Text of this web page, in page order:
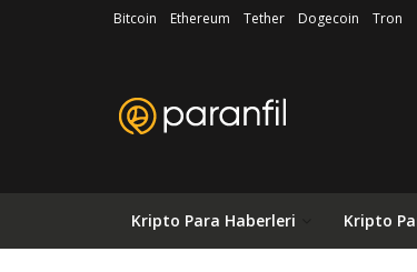
Bitcoin Ethereum Tether Dogecoin Tron
Kripto Para Haberleri Kripto